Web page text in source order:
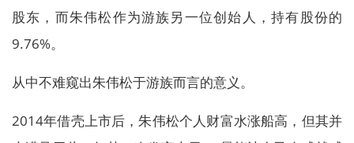
股东，而朱伟松作为游族另一位创始人，持有股份的
9.76%。
从中不难窥出朱伟松于游族而言的意义。
2014年借壳上市后，朱伟松个人财富水涨船高，但其并